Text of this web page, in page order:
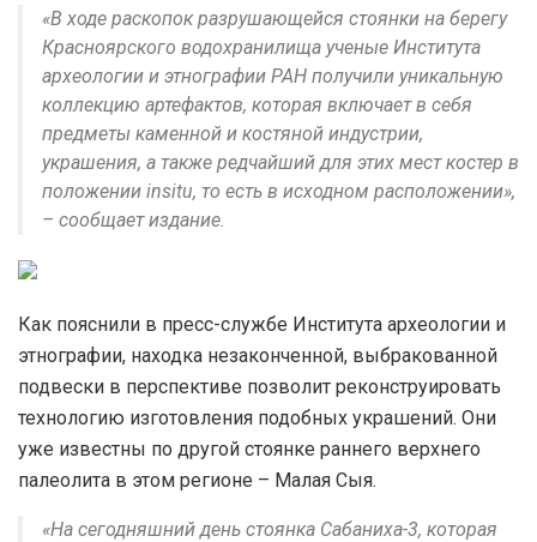
«В ходе раскопок разрушающейся стоянки на берегу
Красноярского водохранилища ученые Института
археологии и этнографии РАН получили уникальную
коллекцию артефактов, которая включает в себя
предметы каменной и костяной индустрии,
украшения, а также редчайший для этих мест костер в
положении insitu, то есть в исходном расположении»,
– сообщает издание.
Как пояснили в пресс-службе Института археологии и
этнографии, находка незаконченной, выбракованной
подвески в перспективе позволит реконструировать
технологию изготовления подобных украшений. Они
уже известны по другой стоянке раннего верхнего
палеолита в этом регионе – Малая Сыя.
«На сегодняшний день стоянка Сабаниха-3, которая